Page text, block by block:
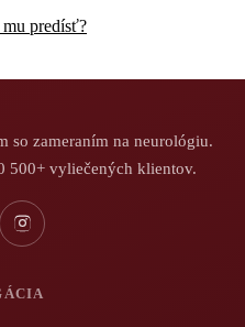
predísť?
so zameraním na neurológiu.
500+ vyliečených klientov.